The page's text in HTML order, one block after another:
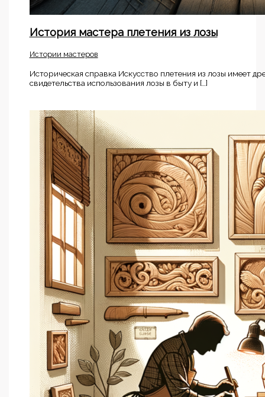
История мастера плетения из лозы
Истории мастеров
Историческая справка Искусство плетения из лозы имеет
свидетельства использования лозы в быту и […]